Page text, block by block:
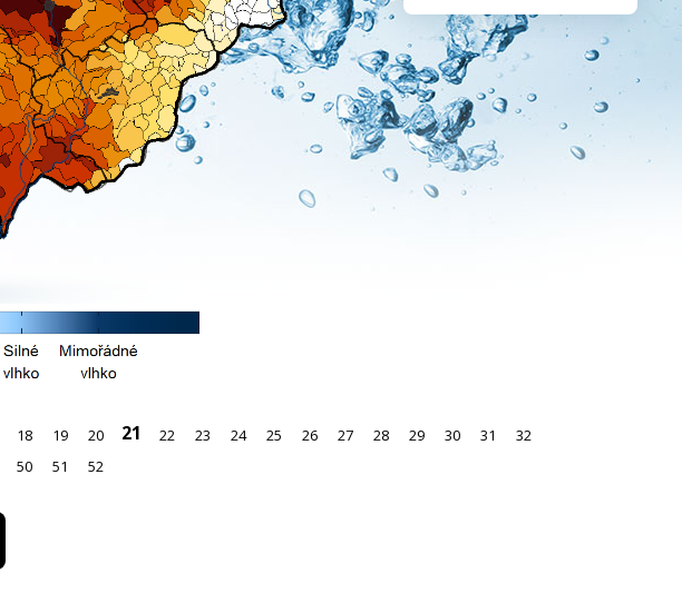
18 19 20 21 22 23 24 25 26 27 28 29 30 31
32
50 51 52